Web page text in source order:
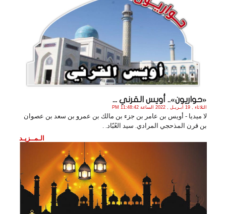
«حواريون».. أويس القرني ...
الثلاثاء , 19 أبـريـل , 2022 الساعة 11:48:42 PM
لا ميديا - أويس بن عامر بن جزء بن مالك بن عمرو بن سعد بن عصوان
بن قرن المذحجي المرادي. سيد العُبّاد. .
الـمــزيـد